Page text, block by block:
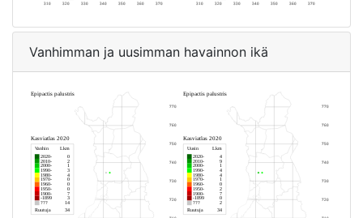
Vanhimman ja uusimman havainnon ikä